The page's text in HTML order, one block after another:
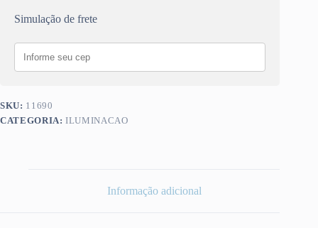
quantidade
Simulação de frete
SKU: 11690
CATEGORIA:ILUMINACAO
Informação adicional